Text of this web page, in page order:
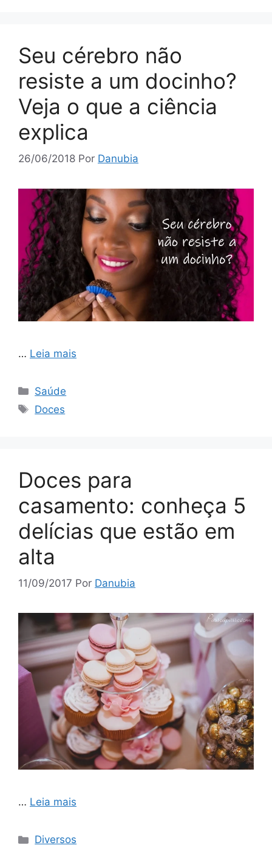
Seu cérebro não
resiste a um docinho?
Veja o que a ciência
explica
26/06/2018 Por Danubia
… Leia mais
Categorias
Saúde
Tags
Doces
Doces para
casamento: conheça 5
delícias que estão em
alta
11/09/2017 Por Danubia
… Leia mais
Categorias
Diversos